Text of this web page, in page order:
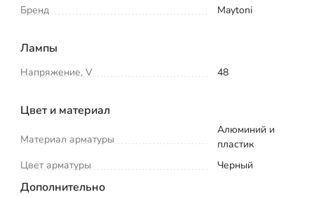
Бренд
Maytoni
Лампы
Напряжение, V 48
Цвет и материал
Материал арматуры
Алюминий и
пластик
Цвет арматуры
Черный
Дополнительно